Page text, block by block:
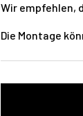
Wir empfehlen,
Die Montage